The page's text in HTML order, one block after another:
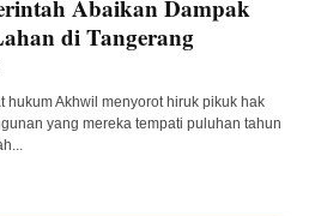
Abaikan Dampak
di Tangerang
hukum Akhwil menyorot hiruk pikuk hak
yang mereka tempati puluhan tahun